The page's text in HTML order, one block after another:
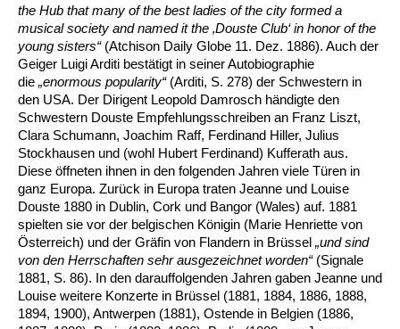
the Hub that many of the best ladies of the city formed a
musical society and named it the ‚Douste Club‘ in honor of the
young sisters“(Atchison Daily Globe 11. Dez. 1886). Auch der
Geiger Luigi Arditi bestätigt in seiner Autobiographie
die „enormous popularity“(Arditi, S. 278) der Schwestern in
den USA. Der Dirigent Leopold Damrosch händigte den
Schwestern Douste Empfehlungsschreiben an Franz Liszt,
Clara Schumann, Joachim Raff, Ferdinand Hiller, Julius
Stockhausen und (wohl Hubert Ferdinand) Kufferath aus.
Diese öffneten ihnen in den folgenden Jahren viele Türen in
ganz Europa. Zurück in Europa traten Jeanne und Louise
Douste 1880 in Dublin, Cork und Bangor (Wales) auf. 1881
spielten sie vor der belgischen Königin (Marie Henriette von
Österreich) und der Gräfin von Flandern in Brüssel „und sind
von den Herrschaften sehr ausgezeichnet worden“(Signale
1881, S. 86). In den darauffolgenden Jahren gaben Jeanne und
Louise weitere Konzerte in Brüssel (1881, 1884, 1886, 1888,
1894, 1900), Antwerpen (1881), Ostende in Belgien (1886,